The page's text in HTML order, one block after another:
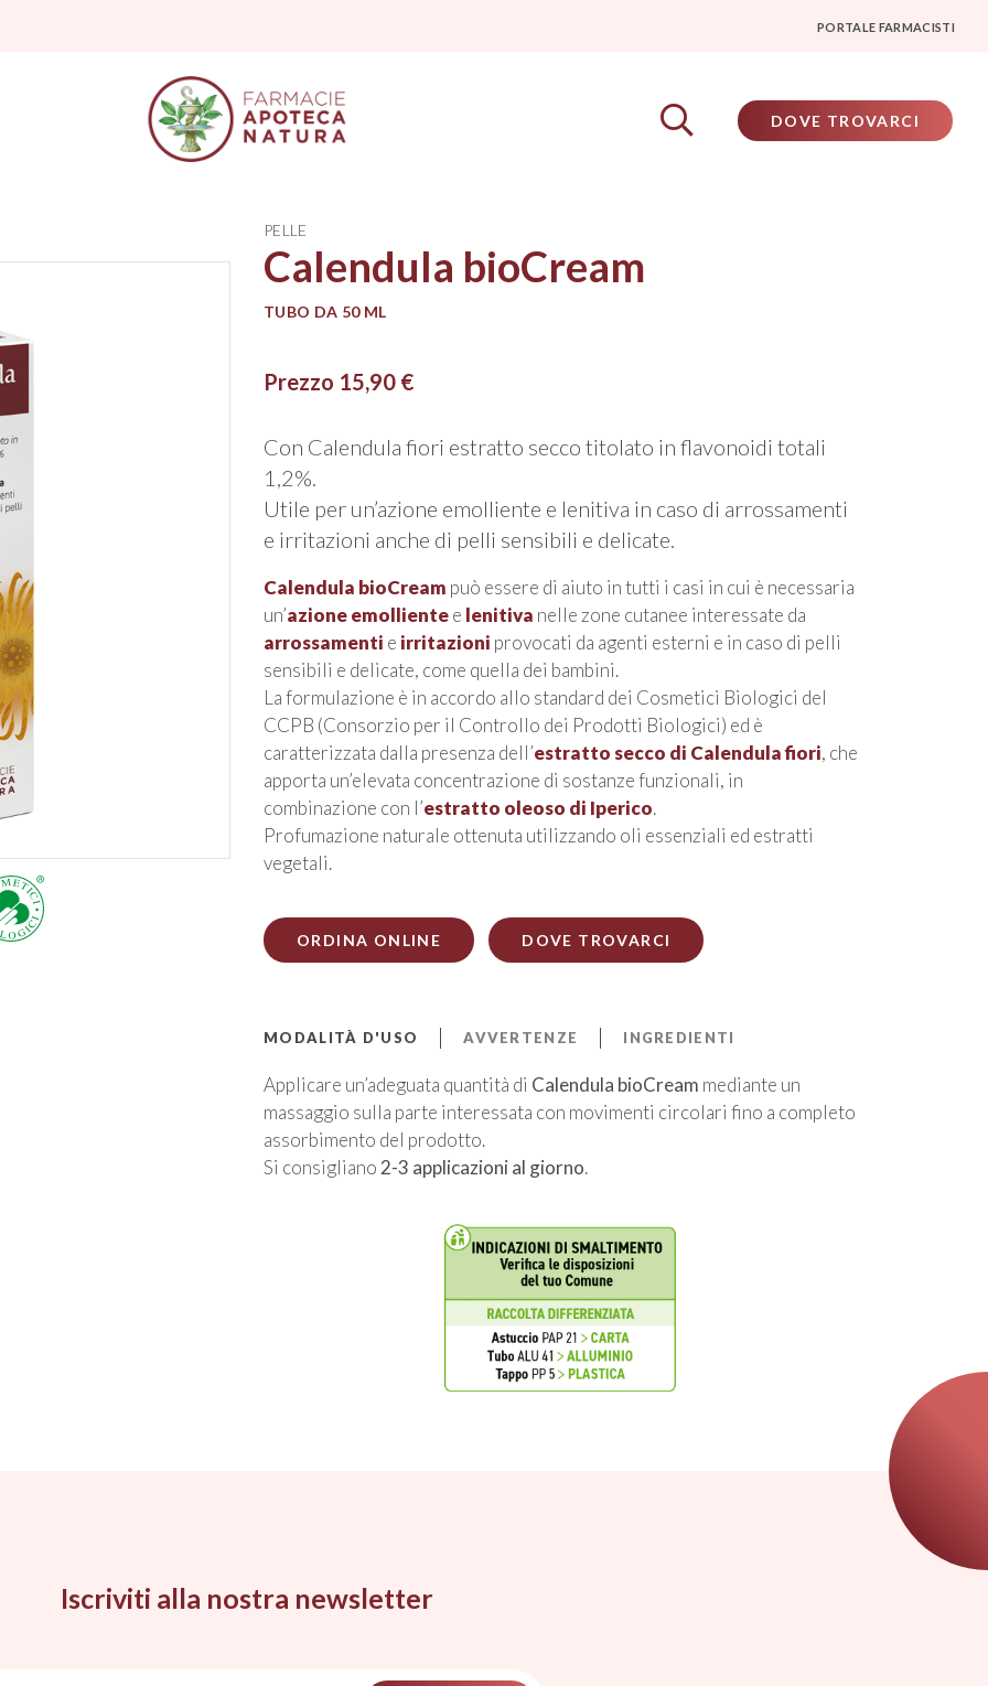
PORTALE FARMACISTI
DOVE TROVARCI
PELLE
Calendula bioCream
TUBO DA 50 ML
Prezzo 15,90 €
Con Calendula fiori estratto secco titolato in flavonoidi totali
1,2%.
Utile per un’azione emolliente e lenitiva in caso di arrossamenti
e irritazioni anche di pelli sensibili e delicate.
Calendula bioCream può essere di aiuto in tutti i casi in cui è necessaria
un’azione emollientee lenitiva nelle zone cutanee interessate da
arrossamenti e irritazioni provocati da agenti esterni e in caso di pelli
sensibili e delicate, come quella dei bambini.
La formulazione è in accordo allo standard dei Cosmetici Biologici del
CCPB (Consorzio per il Controllo dei Prodotti Biologici) ed è
caratterizzata dalla presenza dell’estratto secco di Calendula fiori, che
apporta un’elevata concentrazione di sostanze funzionali, in
combinazione con l’estratto oleoso di Iperico.
Profumazione naturale ottenuta utilizzando oli essenziali ed estratti
vegetali.
ORDINA ONLINE DOVE TROVARCI
MODALITÀ D'USO AVVERTENZE INGREDIENTI
Applicare un’adeguata quantità di Calendula bioCream mediante un
massaggio sulla parte interessata con movimenti circolari fino a completo
assorbimento del prodotto.
Si consigliano 2-3 applicazioni al giorno.
Iscriviti alla nostra newsletter